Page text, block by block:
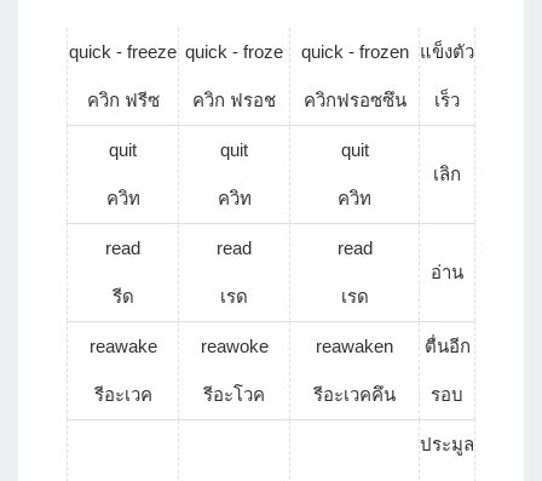
quick - freeze
ควิก ฟรีซ
quick - froze
ควิก ฟรอช
quick - frozen
ควิกฟรอซซึน
แข็งตัว
เร็ว
quit
ควิท
quit
ควิท
quit
ควิท
เลิก
read
รีด
read
เรด
read
เรด
อ่าน
reawake
รีอะเวค
reawoke
รีอะโวค
reawaken
รีอะเวคคึน
ตื่นอีก
รอบ
ประมูล